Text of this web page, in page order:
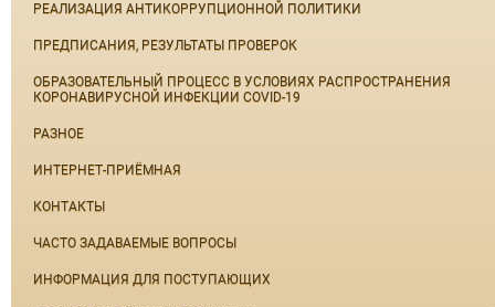
РЕАЛИЗАЦИЯ АНТИКОРРУПЦИОННОЙ ПОЛИТИКИ
ПРЕДПИСАНИЯ, РЕЗУЛЬТАТЫ ПРОВЕРОК
ОБРАЗОВАТЕЛЬНЫЙ ПРОЦЕСС В УСЛОВИЯХ РАСПРОСТРАНЕНИЯ
КОРОНАВИРУСНОЙ ИНФЕКЦИИ COVID-19
РАЗНОЕ
ИНТЕРНЕТ-ПРИЁМНАЯ
КОНТАКТЫ
ЧАСТО ЗАДАВАЕМЫЕ ВОПРОСЫ
ИНФОРМАЦИЯ ДЛЯ ПОСТУПАЮЩИХ